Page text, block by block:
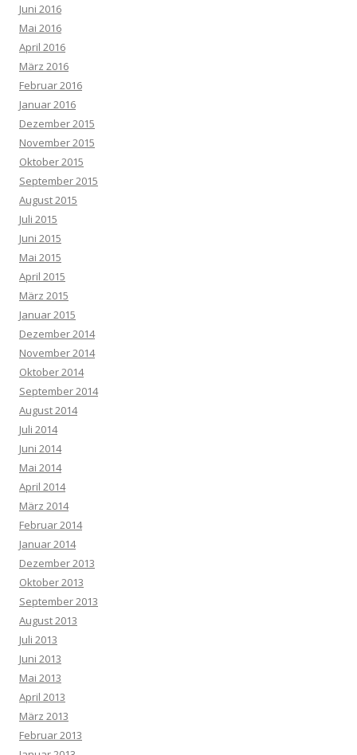
Juni 2016
Mai 2016
April 2016
März 2016
Februar 2016
Januar 2016
Dezember 2015
November 2015
Oktober 2015
September 2015
August 2015
Juli 2015
Juni 2015
Mai 2015
April 2015
März 2015
Januar 2015
Dezember 2014
November 2014
Oktober 2014
September 2014
August 2014
Juli 2014
Juni 2014
Mai 2014
April 2014
März 2014
Februar 2014
Januar 2014
Dezember 2013
Oktober 2013
September 2013
August 2013
Juli 2013
Juni 2013
Mai 2013
April 2013
März 2013
Februar 2013